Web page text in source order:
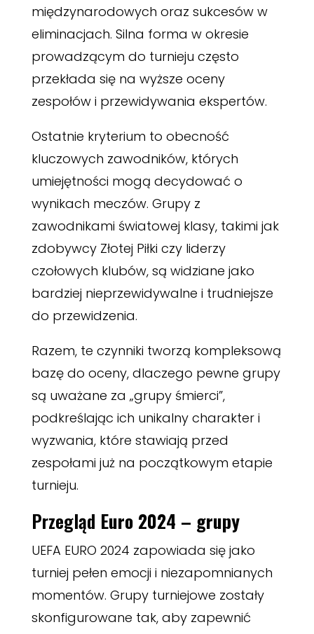
międzynarodowych oraz sukcesów w
eliminacjach. Silna forma w okresie
prowadzącym do turnieju często
przekłada się na wyższe oceny
zespołów i przewidywania ekspertów.
Ostatnie kryterium to obecność
kluczowych zawodników, których
umiejętności mogą decydować o
wynikach meczów. Grupy z
zawodnikami światowej klasy, takimi jak
zdobywcy Złotej Piłki czy liderzy
czołowych klubów, są widziane jako
bardziej nieprzewidywalne i trudniejsze
do przewidzenia.
Razem, te czynniki tworzą kompleksową
bazę do oceny, dlaczego pewne grupy
są uważane za „grupy śmierci”,
podkreślając ich unikalny charakter i
wyzwania, które stawiają przed
zespołami już na początkowym etapie
turnieju.
Przegląd Euro 2024 – grupy
UEFA EURO 2024 zapowiada się jako
turniej pełen emocji i niezapomnianych
momentów. Grupy turniejowe zostały
skonfigurowane tak, aby zapewnić